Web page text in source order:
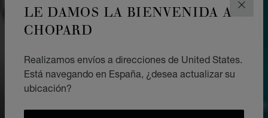
LE DAMOS LA BIENVENIDA A
CHOPARD
Realizamos envíos a direcciones de United States.
Está navegando en España, ¿desea actualizar su
ubicación?